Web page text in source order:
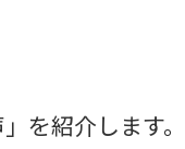
を紹介します。